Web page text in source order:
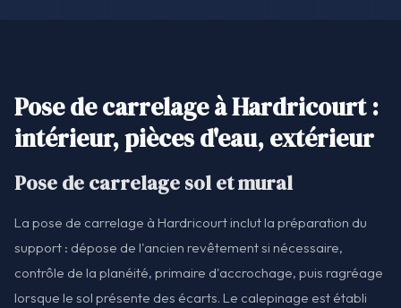
Pose de carrelage à Hardricourt :
intérieur, pièces d'eau, extérieur
Pose de carrelage sol et mural
La pose de carrelage à Hardricourt inclut la préparation du
support : dépose de l'ancien revêtement si nécessaire,
contrôle de la planéité, primaire d'accrochage, puis ragréage
lorsque le sol présente des écarts. Le calepinage est établi